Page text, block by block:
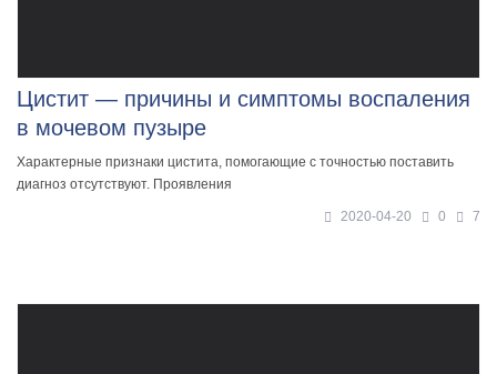
Цистит — причины и симптомы воспаления
в мочевом пузыре
Характерные признаки цистита, помогающие с точностью поставить
диагноз отсутствуют. Проявления
2020-04-20 0 7